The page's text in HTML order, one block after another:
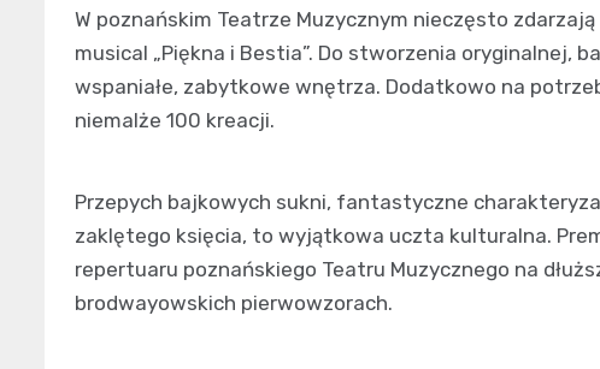
W poznańskim Teatrze Muzycznym nieczęsto
musical „Piękna i Bestia”. Do stworzenia oryginalnej,
wspaniałe, zabytkowe wnętrza. Dodatkowo na
niemalże 100 kreacji.
Przepych bajkowych sukni, fantastyczne
zaklętego księcia, to wyjątkowa uczta kulturalna.
repertuaru poznańskiego Teatru Muzycznego na
brodwayowskich pierwowzorach.